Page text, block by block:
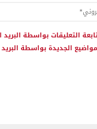
التعليقات بواسطة البريد
الجديدة بواسطة البريد